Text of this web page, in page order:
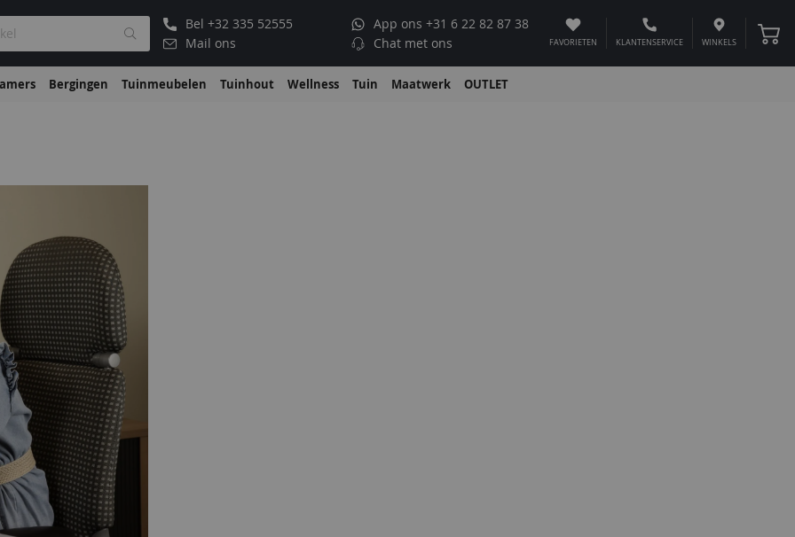
Bel +32 335 52555 App ons +31 6 22 82 87 38
Mail ons
Chat met ons FAVORIETEN KLANTENSERVICE WINKELS
Bergingen Tuinmeubelen Tuinhout Wellness Tuin Maatwerk OUTLET